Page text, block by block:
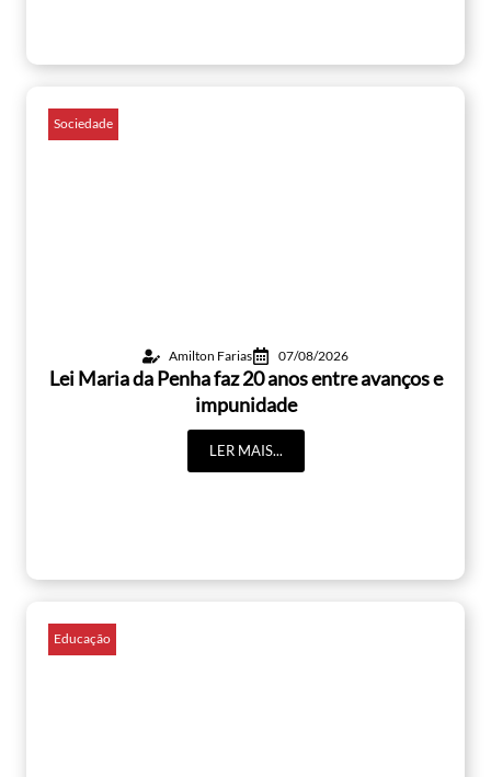
Sociedade
Amilton Farias 07/08/2026
Lei Maria da Penha faz 20 anos entre avanços e
impunidade
LER MAIS...
Educação